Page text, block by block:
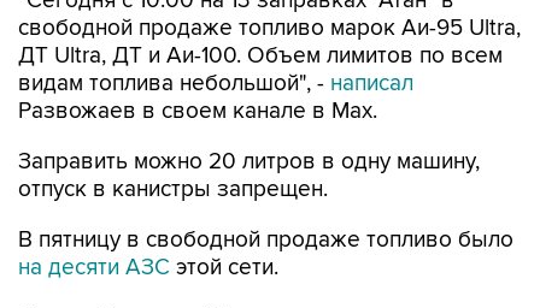
ДТ Ultra, ДТ и Аи-100. Объем лимитов по всем
видам топлива небольшой", - написал
Развожаев в своем канале в Max.
Заправить можно 20 литров в одну машину,
В пятницу в свободной продаже топливо было
Как сообщалось, 22 мая из-за логистических